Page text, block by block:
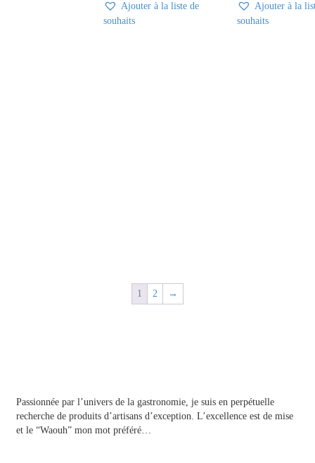
Ajouter à la liste de
souhaits
Ajouter à la
souhaits
1 2 →
Passionnée par l’univers de la gastronomie, je suis en perpétuelle
recherche de produits d’artisans d’exception. L’excellence est de mise
et le “Waouh” mon mot préféré…